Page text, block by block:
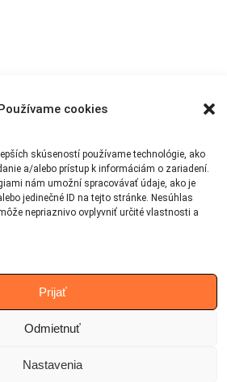
cookies
skúseností používame technológie, ako
a/alebo prístup k informáciám o zariadení.
nám umožní spracovávať údaje, ako je
jedinečné ID na tejto stránke. Nesúhlas
nepriaznivo ovplyvniť určité vlastnosti a
Prijať
Odmietnuť
Nastavenia
reserved.